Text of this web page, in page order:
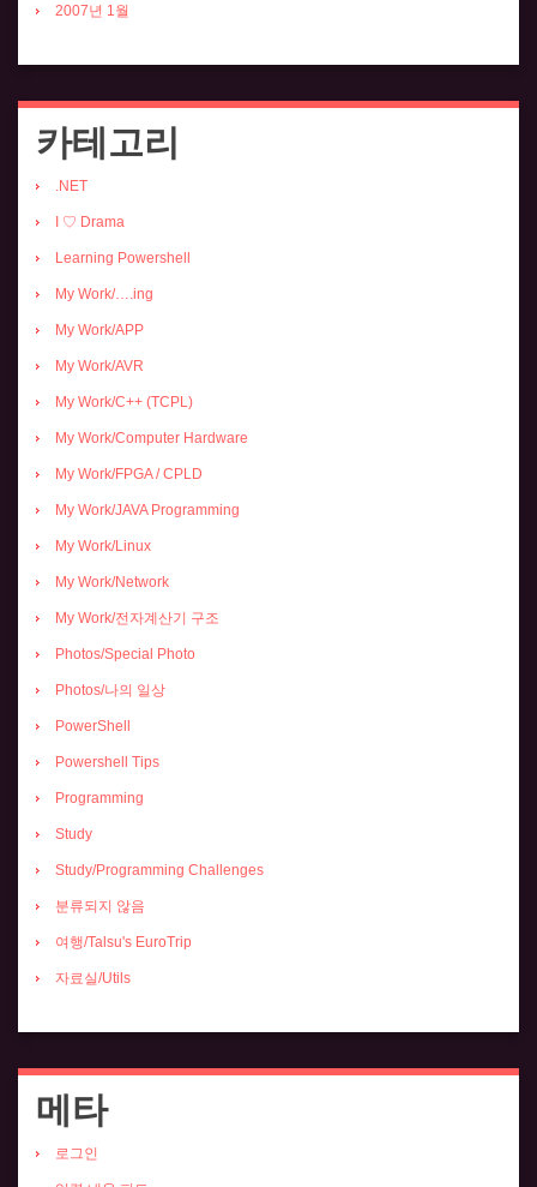
2007년 1월
카테고리
.NET
I ♡ Drama
Learning Powershell
My Work/….ing
My Work/APP
My Work/AVR
My Work/C++ (TCPL)
My Work/Computer Hardware
My Work/FPGA / CPLD
My Work/JAVA Programming
My Work/Linux
My Work/Network
My Work/전자계산기 구조
Photos/Special Photo
Photos/나의 일상
PowerShell
Powershell Tips
Programming
Study
Study/Programming Challenges
분류되지 않음
여행/Talsu's EuroTrip
자료실/Utils
메타
로그인